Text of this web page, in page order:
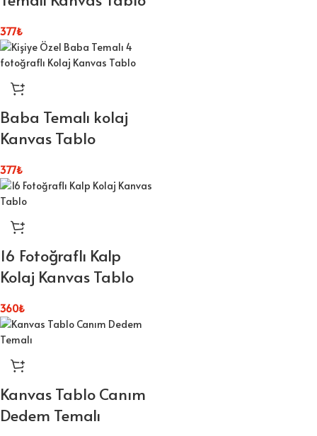
377₺
Baba Temalı kolaj
Kanvas Tablo
377₺
16 Fotoğraflı Kalp
Kolaj Kanvas Tablo
360₺
Kanvas Tablo Canım
Dedem Temalı